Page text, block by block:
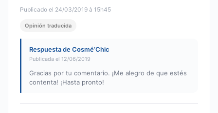
Publicado el 24/03/2019 à 15h45
Opinión traducida
Respuesta de Cosmé’Chic
Publicada el 12/06/2019
Gracias por tu comentario. ¡Me alegro de que estés
contenta! ¡Hasta pronto!